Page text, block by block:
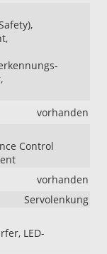
vorhanden
Control
vorhanden
Servolenkung
LED-